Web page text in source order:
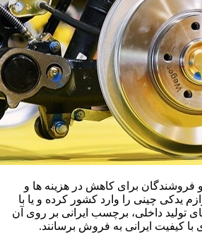
و فروشندگان برای کاهش در هزینه ها و
یدکی چینی را وارد کشور کرده و یا با
تولید داخلی، برچسب ایرانی بر روی آن
با کیفیت ایرانی به فروش برسانند.